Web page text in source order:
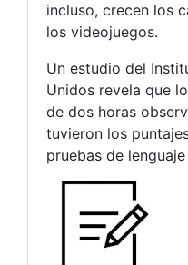
incluso, crecen los
los videojuegos.
Un estudio del
Unidos revela que
de dos horas
tuvieron los
pruebas de